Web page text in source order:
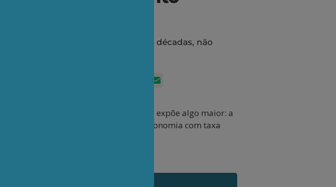
e oferecem retornos ao longo de décadas, não
FacebookLinkedIn
reais do país, enfrenta uma crise que expõe algo maior: a
de longo prazo em uma economia com taxa